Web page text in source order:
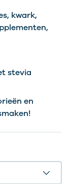
kwark,
stevia
en